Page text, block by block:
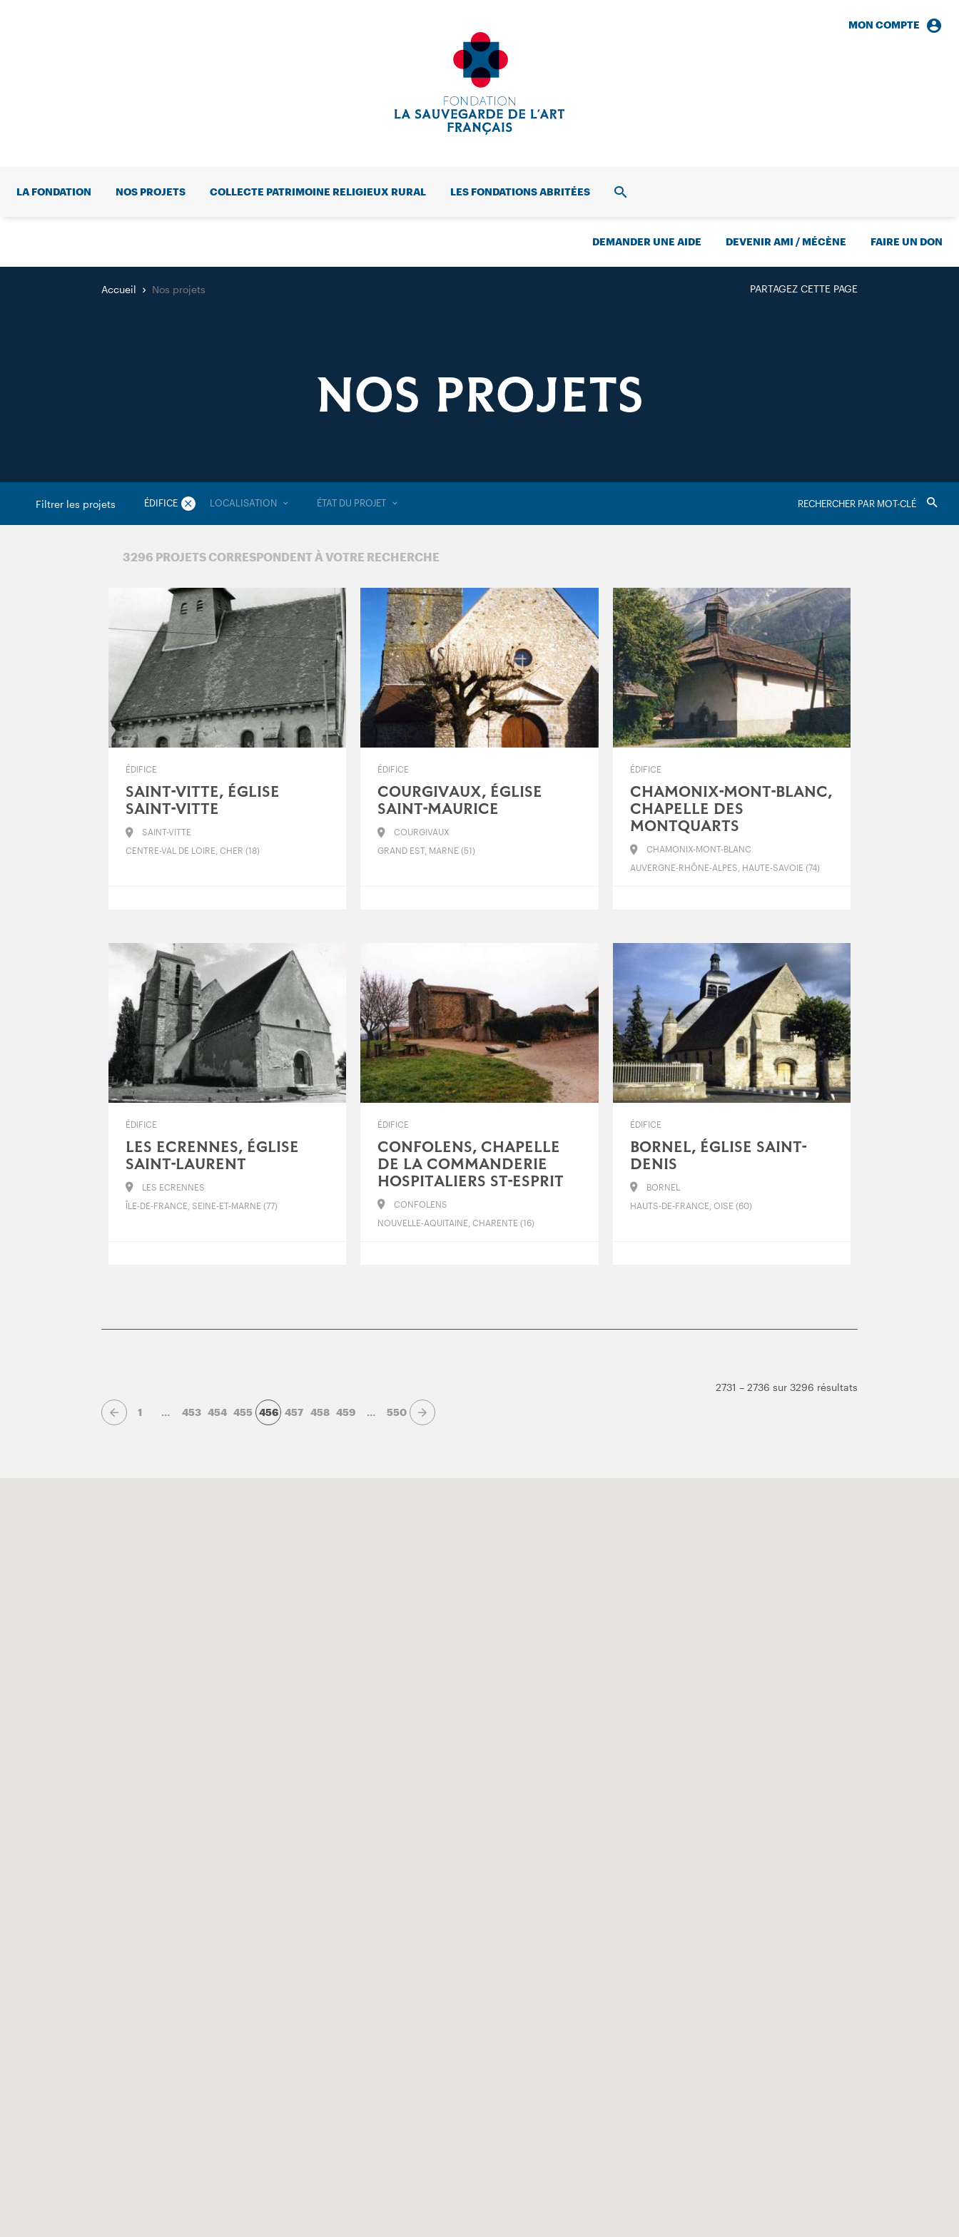
MON COMPTE
LA FONDATION NOS PROJETS COLLECTE PATRIMOINE RELIGIEUX RURAL LES FONDATIONS ABRITÉES RECHERCHE
DEMANDER UNE AIDE DEVENIR AMI / MÉCÈNE FAIRE UN DON
PARTAGEZ CETTE PAGE
Accueil Nos projets
NOS PROJETS
Filtrer les projets
Valider
ÉDIFICE LOCALISATION ÉTAT DU PROJET
3 296 PROJETS CORRESPONDENT À VOTRE RECHERCHE
ÉDIFICE
SAINT-VITTE, ÉGLISE
SAINT-VITTE
SAINT-VITTE
CENTRE-VAL DE LOIRE, CHER (18)
ÉDIFICE
COURGIVAUX, ÉGLISE
SAINT-MAURICE
COURGIVAUX
GRAND EST, MARNE (51)
ÉDIFICE
CHAMONIX-MONT-BLANC,
CHAPELLE DES
MONTQUARTS
CHAMONIX-MONT-BLANC
AUVERGNE-RHÔNE-ALPES, HAUTE-SAVOIE (74)
ÉDIFICE
LES ECRENNES, ÉGLISE
SAINT-LAURENT
LES ECRENNES
ÎLE-DE-FRANCE, SEINE-ET-MARNE (77)
ÉDIFICE
CONFOLENS, CHAPELLE
DE LA COMMANDERIE
HOSPITALIERS ST-ESPRIT
CONFOLENS
NOUVELLE-AQUITAINE, CHARENTE (16)
ÉDIFICE
BORNEL, ÉGLISE SAINT-
DENIS
BORNEL
HAUTS-DE-FRANCE, OISE (60)
1 … 453 454 455 456 457 458 459 … 550 Page suivante
2731 – 2736 sur 3296 résultats